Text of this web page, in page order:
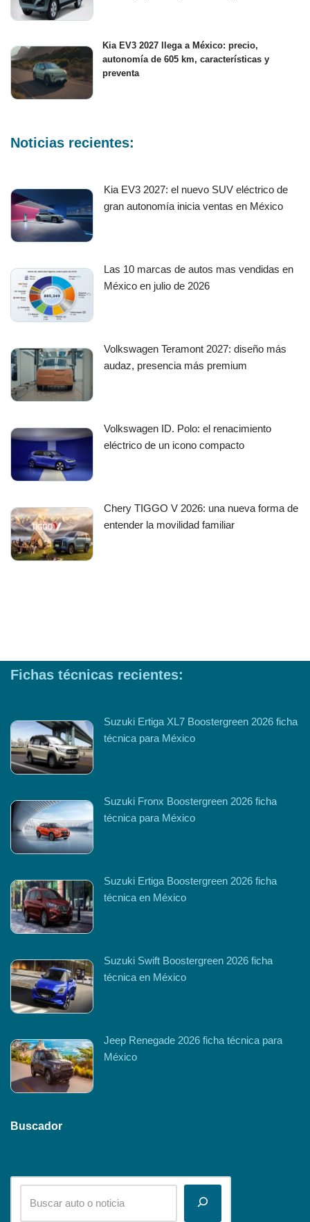
Kia EV3 2027 llega a México: precio,
autonomía de 605 km, características y
preventa
Noticias recientes:
Kia EV3 2027: el nuevo SUV eléctrico de
gran autonomía inicia ventas en México
Las 10 marcas de autos mas vendidas en
México en julio de 2026
Volkswagen Teramont 2027: diseño más
audaz, presencia más premium
Volkswagen ID. Polo: el renacimiento
eléctrico de un icono compacto
Chery TIGGO V 2026: una nueva forma de
entender la movilidad familiar
Fichas técnicas recientes:
Suzuki Ertiga XL7 Boostergreen 2026 ficha
técnica para México
Suzuki Fronx Boostergreen 2026 ficha
técnica para México
Suzuki Ertiga Boostergreen 2026 ficha
técnica en México
Suzuki Swift Boostergreen 2026 ficha
técnica en México
Jeep Renegade 2026 ficha técnica para
México
Buscador